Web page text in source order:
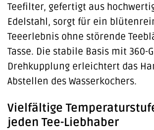
Teefilter, gefertigt aus
Edelstahl, sorgt für ein
Teeerlebnis ohne störende
Tasse. Die stabile Basis mit 360-
Drehkupplung erleichtert das
Abstellen des Wasserkochers.
Vielfältige
jeden Tee-Liebhaber